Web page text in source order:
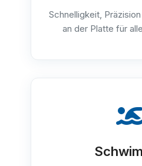
Schnelligkeit,
an der Platte für